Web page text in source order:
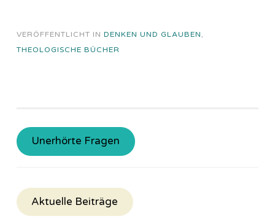
VERÖFFENTLICHT IN DENKEN UND GLAUBEN,
THEOLOGISCHE BÜCHER
Unerhörte Fragen
Aktuelle Beiträge